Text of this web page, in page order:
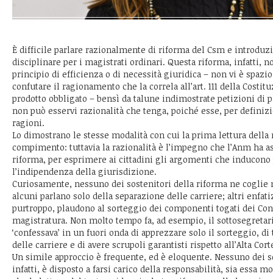
È difficile parlare razionalmente di riforma del Csm e
disciplinare per i magistrati ordinari. Questa riforma, infatti,
principio di efficienza o di necessità giuridica – non vi è
confutare il ragionamento che la correla all’art. 111 della
prodotto obbligato – bensì da talune indimostrate petizioni di
non può esservi razionalità che tenga, poiché esse, per
ragioni.
Lo dimostrano le stesse modalità con cui la prima lettura della
compimento: tuttavia la razionalità è l’impegno che l’Anm ha
riforma, per esprimere ai cittadini gli argomenti che inducono
l’indipendenza della giurisdizione.
Curiosamente, nessuno dei sostenitori della riforma ne coglie
alcuni parlano solo della separazione delle carriere; altri
purtroppo, plaudono al sorteggio dei componenti togati dei
magistratura. Non molto tempo fa, ad esempio, il
‘confessava’ in un fuori onda di apprezzare solo il sorteggio,
delle carriere e di avere scrupoli garantisti rispetto all’Alta
Un simile approccio è frequente, ed è eloquente. Nessuno dei
infatti, è disposto a farsi carico della responsabilità, sia essa